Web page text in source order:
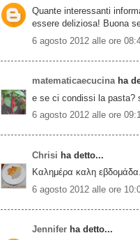
Quante interessanti
essere deliziosa! Buona
6 agosto 2012 alle ore
matematicaecucinaha
e se ci condissi la pasta?
6 agosto 2012 alle ore
Chrisi ha detto...
Καλημέρα καλη
6 agosto 2012 alle ore
Jennifer ha detto...